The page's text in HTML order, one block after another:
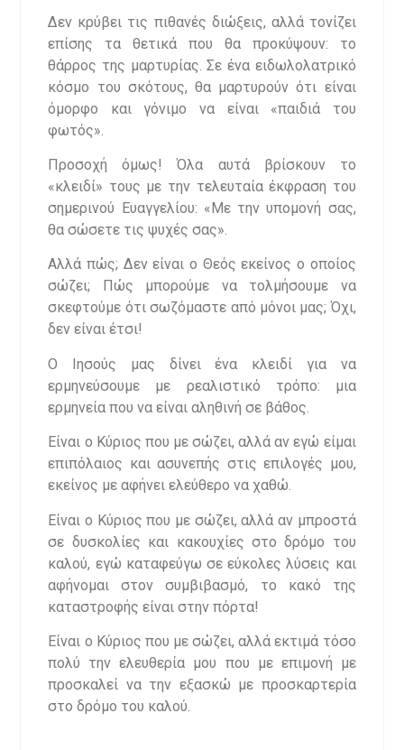
Δεν κρύβει τις πιθανές διώξεις, αλλά τονίζει
επίσης τα θετικά που θα προκύψουν: το
θάρρος της μαρτυρίας. Σε ένα ειδωλολατρικό
κόσμο του σκότους, θα μαρτυρούν ότι είναι
όμορφο και γόνιμο να είναι «παιδιά του
φωτός».
Προσοχή όμως! Όλα αυτά βρίσκουν το
«κλειδί» τους με την τελευταία έκφραση του
σημερινού Ευαγγελίου: «Με την υπομονή σας,
θα σώσετε τις ψυχές σας».
Αλλά πώς; Δεν είναι ο Θεός εκείνος ο οποίος
σώζει; Πώς μπορούμε να τολμήσουμε να
σκεφτούμε ότι σωζόμαστε από μόνοι μας; Όχι,
δεν είναι έτσι!
Ο Ιησούς μας δίνει ένα κλειδί για να
ερμηνεύσουμε με ρεαλιστικό τρόπο: μια
ερμηνεία που να είναι αληθινή σε βάθος.
Είναι ο Κύριος που με σώζει, αλλά αν εγώ είμαι
επιπόλαιος και ασυνεπής στις επιλογές μου,
εκείνος με αφήνει ελεύθερο να χαθώ.
Είναι ο Κύριος που με σώζει, αλλά αν μπροστά
σε δυσκολίες και κακουχίες στο δρόμο του
καλού, εγώ καταφεύγω σε εύκολες λύσεις και
αφήνομαι στον συμβιβασμό, το κακό της
καταστροφής είναι στην πόρτα!
Είναι ο Κύριος που με σώζει, αλλά εκτιμά τόσο
πολύ την ελευθερία μου που με επιμονή με
προσκαλεί να την εξασκώ με προσκαρτερία
στο δρόμο του καλού.